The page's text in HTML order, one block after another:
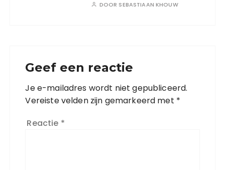
DOOR SEBASTIAAN KHOUW
Geef een reactie
Je e-mailadres wordt niet gepubliceerd.
Vereiste velden zijn gemarkeerd met *
Reactie *